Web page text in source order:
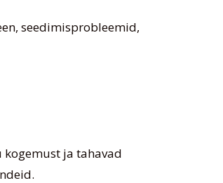
seedimisprobleemid,
kogemust ja tahavad